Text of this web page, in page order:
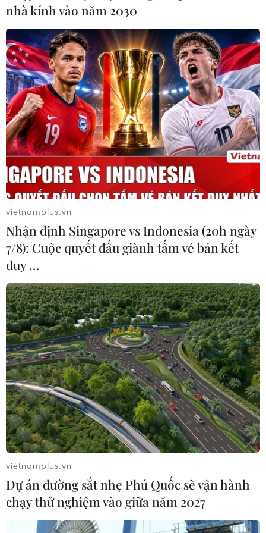
nhà kính vào năm 2030
vietnamplus.vn
Nhận định Singapore vs Indonesia (20h ngày
7/8): Cuộc quyết đấu giành tấm vé bán kết
duy …
vietnamplus.vn
Dự án đường sắt nhẹ Phú Quốc sẽ vận hành
chạy thử nghiệm vào giữa năm 2027